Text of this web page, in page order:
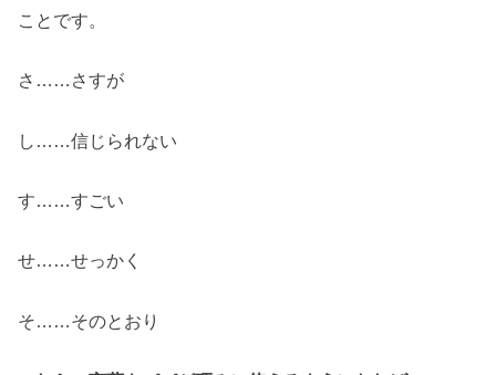
ことです。
さ……さすが
し……信じられない
す……すごい
せ……せっかく
そ……そのとおり